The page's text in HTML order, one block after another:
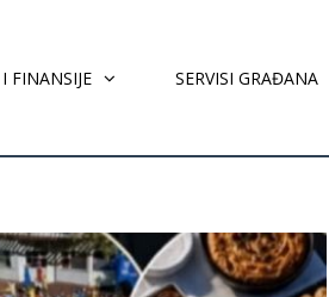
FINANSIJE SERVISI GRAĐANA